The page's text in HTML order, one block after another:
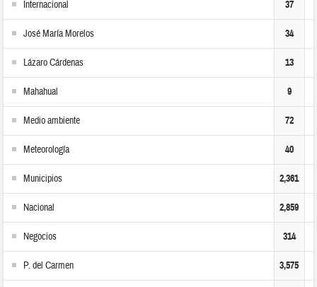
Internacional 37
José María Morelos 34
Lázaro Cárdenas 13
Mahahual 9
Medio ambiente 72
Meteorología 40
Municipios 2,361
Nacional 2,859
Negocios 314
P. del Carmen 3,575